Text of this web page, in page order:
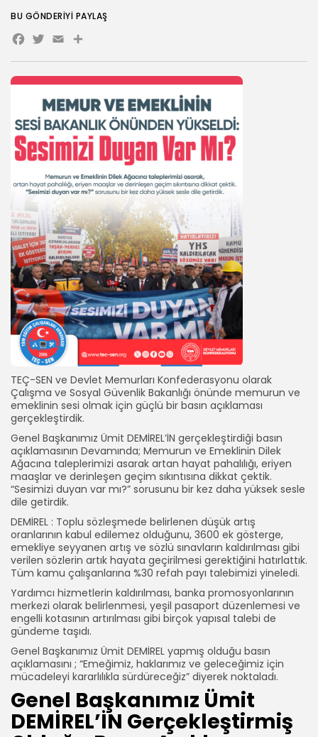
TEÇ-SEN ve Devlet Memurları Konfederasyonu olarak
Çalışma ve Sosyal Güvenlik Bakanlığı önünde memurun ve
emeklinin sesi olmak için güçlü bir basın açıklaması
gerçekleştirdik.
Genel Başkanımız Ümit DEMİREL’İN gerçekleştirdiği basın
açıklamasının Devamında; Memurun ve Emeklinin Dilek
Ağacına taleplerimizi asarak artan hayat pahalılığı, eriyen
maaşlar ve derinleşen geçim sıkıntısına dikkat çektik.
“Sesimizi duyan var mı?” sorusunu bir kez daha yüksek sesle
dile getirdik.
DEMİREL : Toplu sözleşmede belirlenen düşük artış
oranlarının kabul edilemez olduğunu, 3600 ek gösterge,
emekliye seyyanen artış ve sözlü sınavların kaldırılması gibi
verilen sözlerin artık hayata geçirilmesi gerektiğini hatırlattık.
Tüm kamu çalışanlarına %30 refah payı talebimizi yineledi.
Yardımcı hizmetlerin kaldırılması, banka promosyonlarının
merkezi olarak belirlenmesi, yeşil pasaport düzenlemesi ve
engelli kotasının artırılması gibi birçok yapısal talebi de
gündeme taşıdı.
Genel Başkanımız Ümit DEMİREL yapmış olduğu basın
açıklamasını ; “Emeğimiz, haklarımız ve geleceğimiz için
mücadeleyi kararlılıkla sürdüreceğiz” diyerek noktaladı.
Genel Başkanımız Ümit
DEMİREL’İN Gerçekleştirmiş
BU GÖNDERIYI PAYLAŞ
Facebook
Twitter
EmailShare